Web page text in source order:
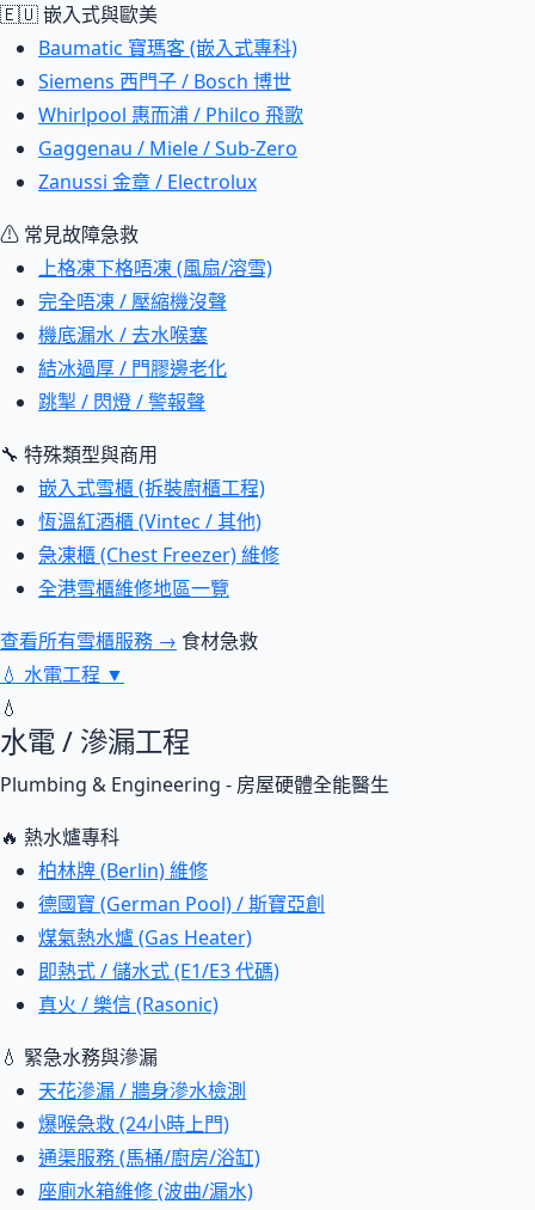
🇪🇺 嵌入式與歐美
Baumatic 寶瑪客 (嵌入式專科)
Siemens 西門子 / Bosch 博世
Whirlpool 惠而浦 / Philco 飛歌
Gaggenau / Miele / Sub-Zero
Zanussi 金章 / Electrolux
⚠ 常見故障急救
上格凍下格唔凍 (風扇/溶雪)
完全唔凍 / 壓縮機沒聲
機底漏水 / 去水喉塞
結冰過厚 / 門膠邊老化
跳掣 / 閃燈 / 警報聲
🔧 特殊類型與商用
嵌入式雪櫃 (拆裝廚櫃工程)
恆溫紅酒櫃 (Vintec / 其他)
急凍櫃 (Chest Freezer) 維修
全港雪櫃維修地區一覽
查看所有雪櫃服務 → 食材急救
💧 水電工程 ▼
💧
水電 / 滲漏工程
Plumbing & Engineering - 房屋硬體全能醫生
🔥 熱水爐專科
柏林牌 (Berlin) 維修
德國寶 (German Pool) / 斯寶亞創
煤氣熱水爐 (Gas Heater)
即熱式 / 儲水式 (E1/E3 代碼)
真火 / 樂信 (Rasonic)
💧 緊急水務與滲漏
天花滲漏 / 牆身滲水檢測
爆喉急救 (24小時上門)
通渠服務 (馬桶/廚房/浴缸)
座廁水箱維修 (波曲/漏水)